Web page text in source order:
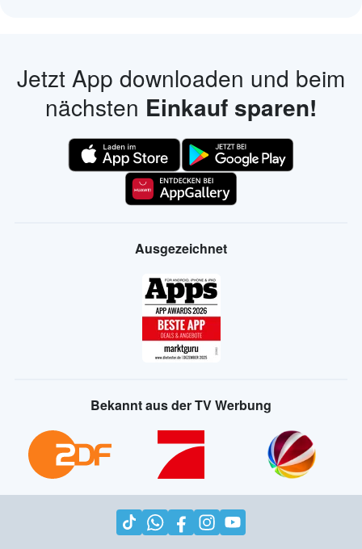
Jetzt App downloaden und beim
nächsten Einkauf sparen!
Ausgezeichnet
Bekannt aus der TV Werbung